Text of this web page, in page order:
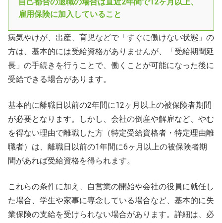
自己都合の退職の場合は直近2年間で12ヶ月以上、
雇用保険に加入していること
病気やけが、出産、育児などで「すぐに働けない状態」の
方は、基本的には受給資格がありませんが、「受給期間延
長」の手続きを行うことで、働くことが可能になった後に
受給できる場合があります。
基本的に離職日以前の2年間に12ヶ月以上の被保険者期間
が必要となります。しかし、会社の倒産や解雇など、やむ
を得ない理由で離職した方（特定受給資格者・特定理由離
職者）は、離職日以前の1年間に6ヶ月以上の被保険者期
間があれば受給資格を得られます。
これらの条件に加え、自営業の開始や会社の役員に就任し
た場合、学生や家事に専念している場合など、基本的に失
業保険の支給を受けられない場合があります。詳細は、必